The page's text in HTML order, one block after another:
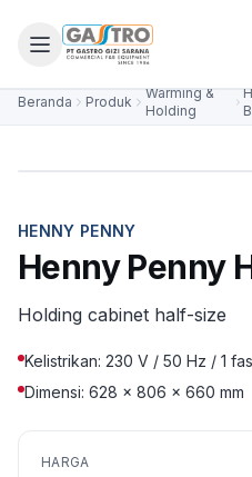
Beranda Produk
Warming &
Holding
HENNY PENNY
Henny Penny
Holding cabinet half-size
Kelistrikan: 230 V / 50 Hz / 1
Dimensi: 628 × 806 × 660 mm
HARGA